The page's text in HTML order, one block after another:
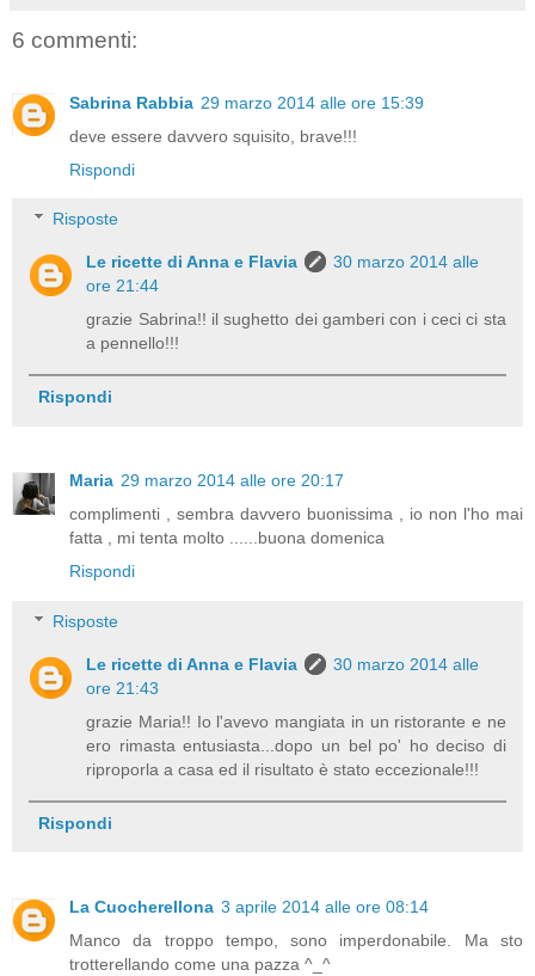
6 commenti:
Sabrina Rabbia 29 marzo 2014 alle ore 15:39
deve essere davvero squisito, brave!!!
Rispondi
Risposte
Le ricette di Anna e Flavia
30 marzo 2014 alle
ore 21:44
grazie Sabrina!! il sughetto dei gamberi con i ceci ci sta
a pennello!!!
Rispondi
Maria 29 marzo 2014 alle ore 20:17
complimenti , sembra davvero buonissima , io non l'ho mai
fatta , mi tenta molto ......buona domenica
Rispondi
Risposte
Le ricette di Anna e Flavia
30 marzo 2014 alle
ore 21:43
grazie Maria!! Io l'avevo mangiata in un ristorante e ne
ero rimasta entusiasta...dopo un bel po' ho deciso di
riproporla a casa ed il risultato è stato eccezionale!!!
Rispondi
La Cuocherellona 3 aprile 2014 alle ore 08:14
Manco da troppo tempo, sono imperdonabile. Ma sto
trotterellando come una pazza ^_^